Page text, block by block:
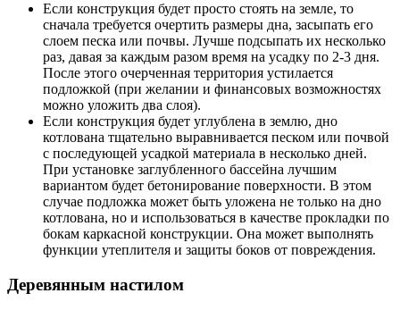
Если конструкция будет просто стоять на земле, то
сначала требуется очертить размеры дна, засыпать его
слоем песка или почвы. Лучше подсыпать их несколько
раз, давая за каждым разом время на усадку по 2-3 дня.
После этого очерченная территория устилается
подложкой (при желании и финансовых возможностях
можно уложить два слоя).
Если конструкция будет углублена в землю, дно
котлована тщательно выравнивается песком или почвой
с последующей усадкой материала в несколько дней.
При установке заглубленного бассейна лучшим
вариантом будет бетонирование поверхности. В этом
случае подложка может быть уложена не только на дно
котлована, но и использоваться в качестве прокладки по
бокам каркасной конструкции. Она может выполнять
функции утеплителя и защиты боков от повреждения.
Деревянным настилом